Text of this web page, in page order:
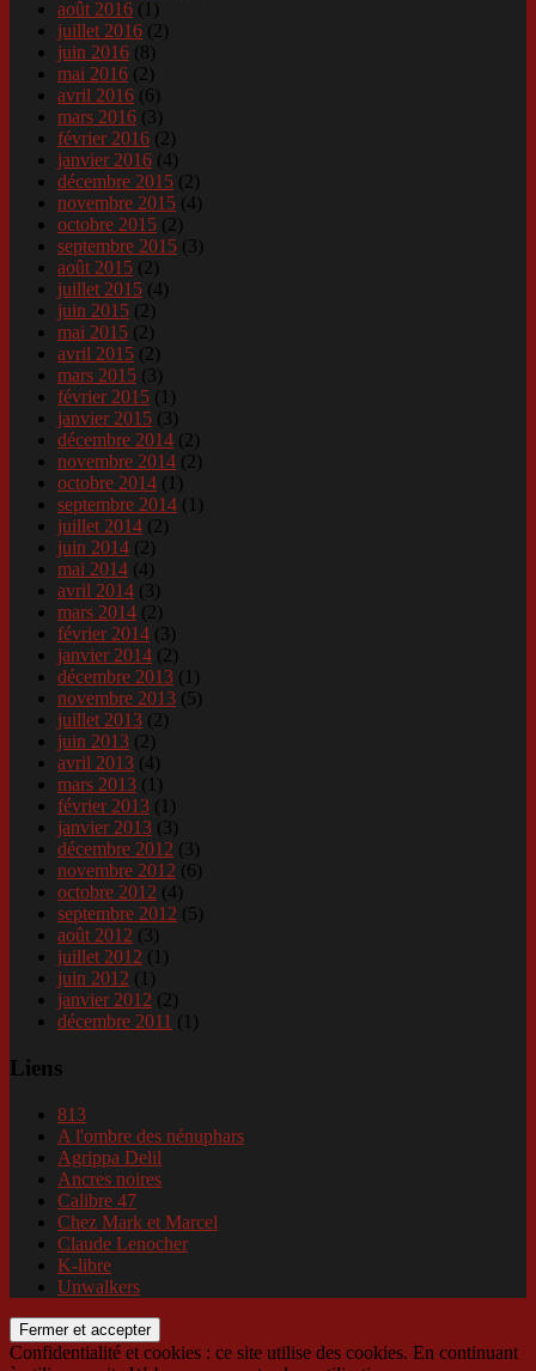
août 2016 (1)
juillet 2016 (2)
juin 2016 (8)
mai 2016 (2)
avril 2016 (6)
mars 2016 (3)
février 2016 (2)
janvier 2016 (4)
décembre 2015 (2)
novembre 2015 (4)
octobre 2015 (2)
septembre 2015 (3)
août 2015 (2)
juillet 2015 (4)
juin 2015 (2)
mai 2015 (2)
avril 2015 (2)
mars 2015 (3)
février 2015 (1)
janvier 2015 (3)
décembre 2014 (2)
novembre 2014 (2)
octobre 2014 (1)
septembre 2014 (1)
juillet 2014 (2)
juin 2014 (2)
mai 2014 (4)
avril 2014 (3)
mars 2014 (2)
février 2014 (3)
janvier 2014 (2)
décembre 2013 (1)
novembre 2013 (5)
juillet 2013 (2)
juin 2013 (2)
avril 2013 (4)
mars 2013 (1)
février 2013 (1)
janvier 2013 (3)
décembre 2012 (3)
novembre 2012 (6)
octobre 2012 (4)
septembre 2012 (5)
août 2012 (3)
juillet 2012 (1)
juin 2012 (1)
janvier 2012 (2)
décembre 2011 (1)
Liens
813
A l'ombre des nénuphars
Agrippa Delil
Ancres noires
Calibre 47
Chez Mark et Marcel
Claude Lenocher
K-libre
Unwalkers
Confidentialité et cookies : ce site utilise des cookies. En continuant